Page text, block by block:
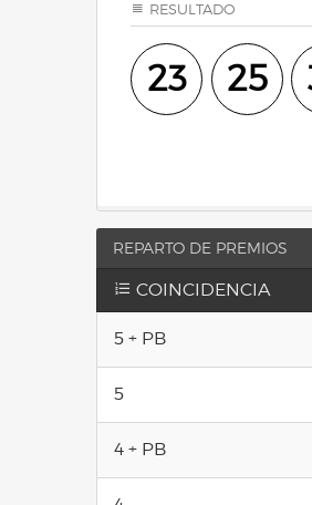
RESULTADO
23 25
REPARTO DE PREMIOS
COINCIDENCIA
5 + PB
5
4 + PB